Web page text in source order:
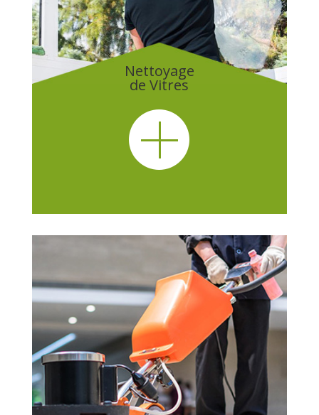
Nettoyage
de Vitres